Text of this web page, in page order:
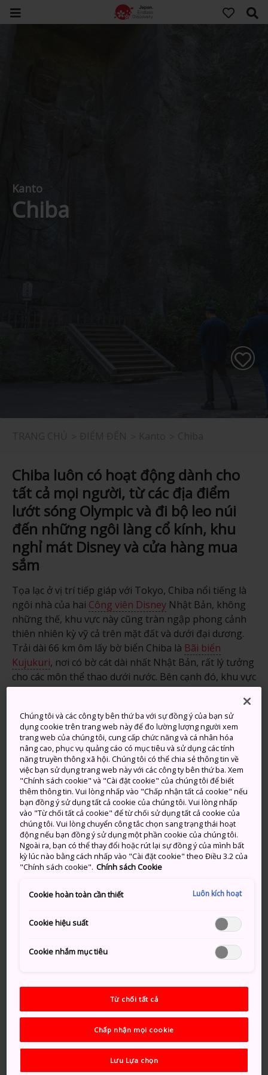
Kanto
Chiba
Chiba luôn có hoạt động dành cho
tất cả mọi người, từ các địa điểm
lướt sóng Olympic và đi bộ leo núi
đến những ngôi làng cổ kính, khu
nghỉ mát Disney và cửa hàng mua
sắm
Tọa lạc ở vị trí tiếp giáp với Tokyo, Chiba nổi tiếng là
ngôi nhà của hai Công viên DisneyNhật Bản, không
những thế, khu vực này cũng tràn ngập phong cảnh
thiên nhiên kỳ vỹ cả trên mặt đất và dưới đại dương.
Trải dài 66 km ôm lấy bờ biển Chiba là Bãi biển
Kujukuri, nơi có bờ cát dài nhất Nhật Bản, rất lý tưởng
cho các môn thể thao dưới nước. Bên cạnh đó, khu vực
sâu trong đất liền còn có một số công viên rộng lớn và
cao chót vót, nơi được mệnh danh
là "Hell Peek Point (Điểm ngắm địa ngục)". Chiba cũng
có sân bay quốc tế chính của Nhật Bản -Sân bay
Narita- biến nơi này trở thành điểm nhập cảnh đầu
tiên của hầu hết khách du lịch khi đặt chân đến đất
nước mặt trời mọc.
Phương thức di chuyển
Bạn có thể dễ dàng đến Chiba bằng Tuyến JR Keiyo
xuất phát từ Ga Tokyo. Bạn cũng có thể đến Chiba
Sân bay quốc tế Narita - sân bay quốc tế lớn của Nhật
hiển thị thêm thông tin
đừng bỏ lỡ
DisneySea, công viên thứ hai chỉ có tại Nhật
Bản
Cơ hội bơi lội, lướt ván buồm, lặn biển và
Chúng tôi và các công ty bên thứ ba với sự đồng ý của bạn sử
dụng cookie trên trang web này để đo lường lượng người xem
trang web của chúng tôi, cung cấp chức năng và cá nhân hóa
nâng cao, phục vụ quảng cáo có mục tiêu và sử dụng các tính
năng truyền thông xã hội. Chúng tôi có thể chia sẻ thông tin về
việc bạn sử dụng trang web này với các công ty bên thứ ba. Xem
"Chính sách cookie" và "Cài đặt cookie" của chúng tôi để biết
thêm thông tin. Vui lòng nhấp vào "Chấp nhận tất cả cookie" nếu
bạn đồng ý sử dụng tất cả cookie của chúng tôi. Vui lòng nhấp
vào "Từ chối tất cả cookie" để từ chối sử dụng tất cả cookie của
chúng tôi. Vui lòng chuyển công tắc chọn sang trạng thái hoạt
động nếu bạn đồng ý sử dụng một phần cookie của chúng tôi.
Ngoài ra, bạn có thể thay đổi hoặc rút lại sự đồng ý của mình bất
kỳ lúc nào bằng cách nhấp vào "Cài đặt cookie" theo Điều 3.2 của
"Chính sách cookie". Chính sách Cookie
Cookie hoàn toàn cần thiết Luôn kích hoạt
Cookie hiệu suất
Cookie nhắm mục tiêu
Từ chối tất cả
Chấp nhận mọi cookie
Lưu Lựa chọn